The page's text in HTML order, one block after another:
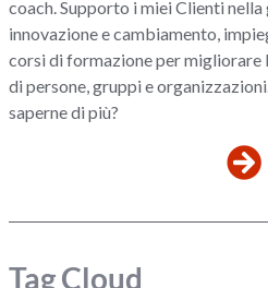
coach. Supporto i miei Clienti
innovazione e cambiamento,
corsi di formazione per migliorare
di persone, gruppi e
saperne di più?
Tag Cloud